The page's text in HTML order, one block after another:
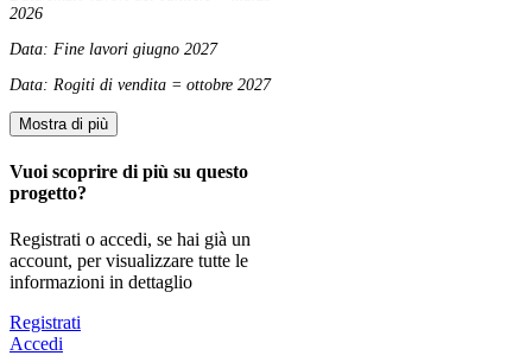
2026
Data: Fine lavori giugno 2027
Data: Rogiti di vendita = ottobre 2027
Mostra di più
Vuoi scoprire di più su questo
progetto?
Registrati o accedi, se hai già un
account, per visualizzare tutte le
informazioni in dettaglio
Registrati
Accedi